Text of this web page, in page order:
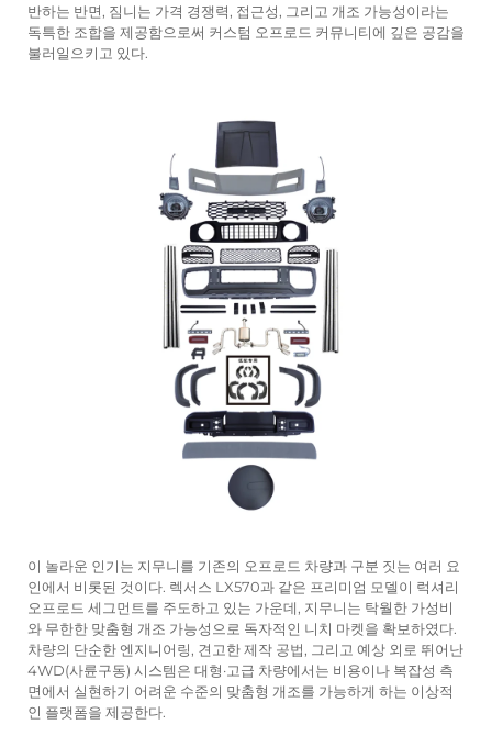
반하는 반면, 짐니는 가격 경쟁력, 접근성, 그리고 개조 가능성이라는
독특한 조합을 제공함으로써 커스텀 오프로드 커뮤니티에 깊은 공감을
불러일으키고 있다.
이 놀라운 인기는 지무니를 기존의 오프로드 차량과 구분 짓는 여러 요
인에서 비롯된 것이다. 렉서스 LX570과 같은 프리미엄 모델이 럭셔리
오프로드 세그먼트를 주도하고 있는 가운데, 지무니는 탁월한 가성비
와 무한한 맞춤형 개조 가능성으로 독자적인 니치 마켓을 확보하였다.
차량의 단순한 엔지니어링, 견고한 제작 공법, 그리고 예상 외로 뛰어난
4WD(사륜구동) 시스템은 대형·고급 차량에서는 비용이나 복잡성 측
면에서 실현하기 어려운 수준의 맞춤형 개조를 가능하게 하는 이상적
인 플랫폼을 제공한다.